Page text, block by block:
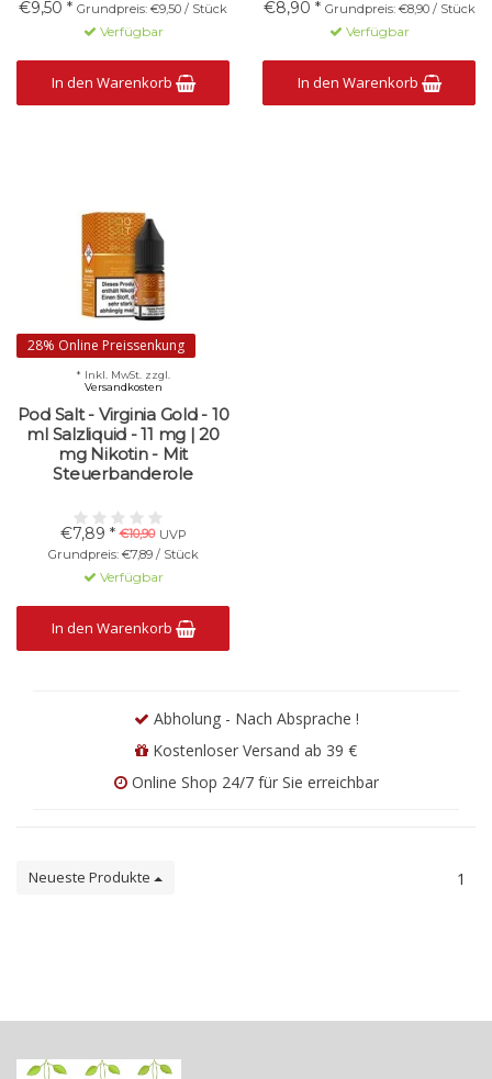
€9,50 * Grundpreis: €9,50 / Stück
Verfügbar
In den Warenkorb
€8,90 * Grundpreis: €8,90 / Stück
Verfügbar
In den Warenkorb
28% Online Preissenkung
Pod Salt - Virginia Gold - 10
ml Salzliquid - 11 mg | 20
mg Nikotin - Mit
Steuerbanderole
€7,89 * €10,90 UVP
Grundpreis: €7,89 / Stück
* Inkl. MwSt. zzgl.
Versandkosten
Verfügbar
In den Warenkorb
Abholung - Nach Absprache !
Kostenloser Versand ab 39 €
Online Shop 24/7 für Sie erreichbar
Neueste Produkte 1